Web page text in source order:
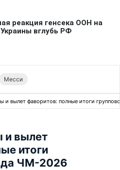
Месси
и вылет фаворитов: полные итоги
вылет
итоги
ЧМ-2026